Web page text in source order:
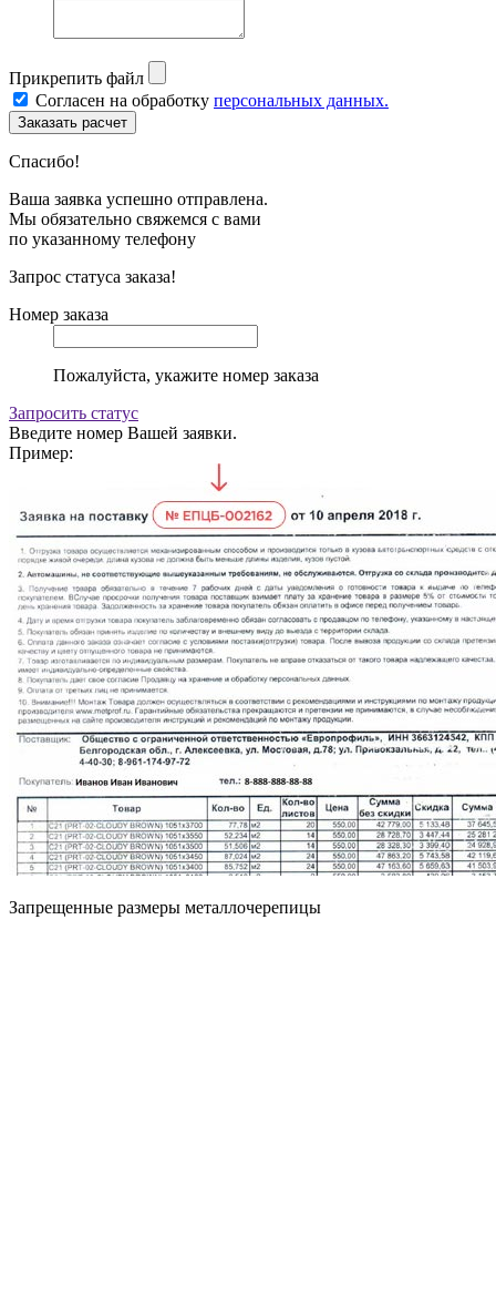
Прикрепить файл
Согласен на обработку персональных данных.
Спасибо!
Ваша заявка успешно отправлена.
Мы обязательно свяжемся с вами
по указанному телефону
Запрос статуса заказа!
Номер заказа
Пожалуйста, укажите номер заказа
Запросить статус
Введите номер Вашей заявки.
Пример:
Запрещенные размеры металлочерепицы